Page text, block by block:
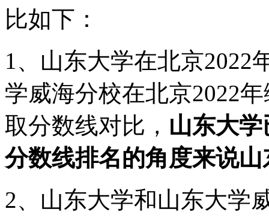
比如下：
1、山东大学在北京2022
学威海分校在北京2022
取分数线对比， 山东大
分数线排名的角度来说
2、山东大学和山东大学